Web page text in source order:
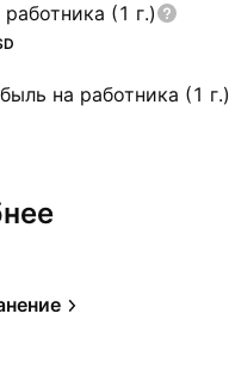
(1 г.)
на работника (1 г.)